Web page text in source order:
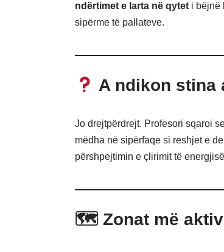
ndërtimet e larta në qytet i bëjnë
sipërme të pallateve.
A ndikon stina
Jo drejtpërdrejt. Profesori sqaroi
mëdha në sipërfaqe si reshjet e
përshpejtimin e çlirimit të
🗺 Zonat më